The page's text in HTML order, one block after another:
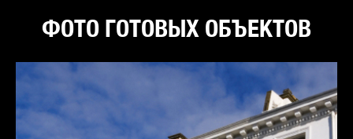
ФОТО ГОТОВЫХ ОБЪЕКТОВ